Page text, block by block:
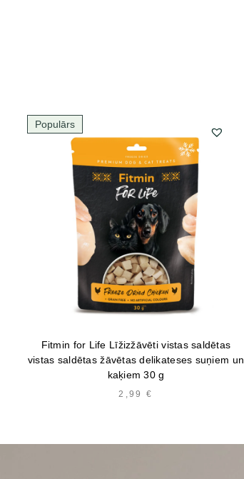
Populārs
Fitmin for Life Līžizžāvēti vistas saldētas
vistas saldētas žāvētas delikateses suņiem un
kaķiem 30 g
2,99€